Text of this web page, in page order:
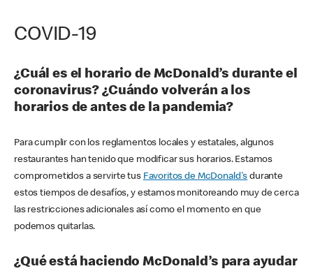
COVID-19
¿Cuál es el horario de McDonald’s durante el
coronavirus? ¿Cuándo volverán a los
horarios de antes de la pandemia?
Para cumplir con los reglamentos locales y estatales, algunos
restaurantes han tenido que modificar sus horarios. Estamos
comprometidos a servirte tus Favoritos de McDonald's durante
estos tiempos de desafíos, y estamos monitoreando muy de cerca
las restricciones adicionales así como el momento en que
podemos quitarlas.
¿Qué está haciendo McDonald’s para ayudar